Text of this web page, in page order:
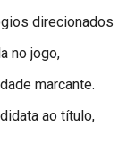
direcionados
no jogo,
marcante.
ao título,